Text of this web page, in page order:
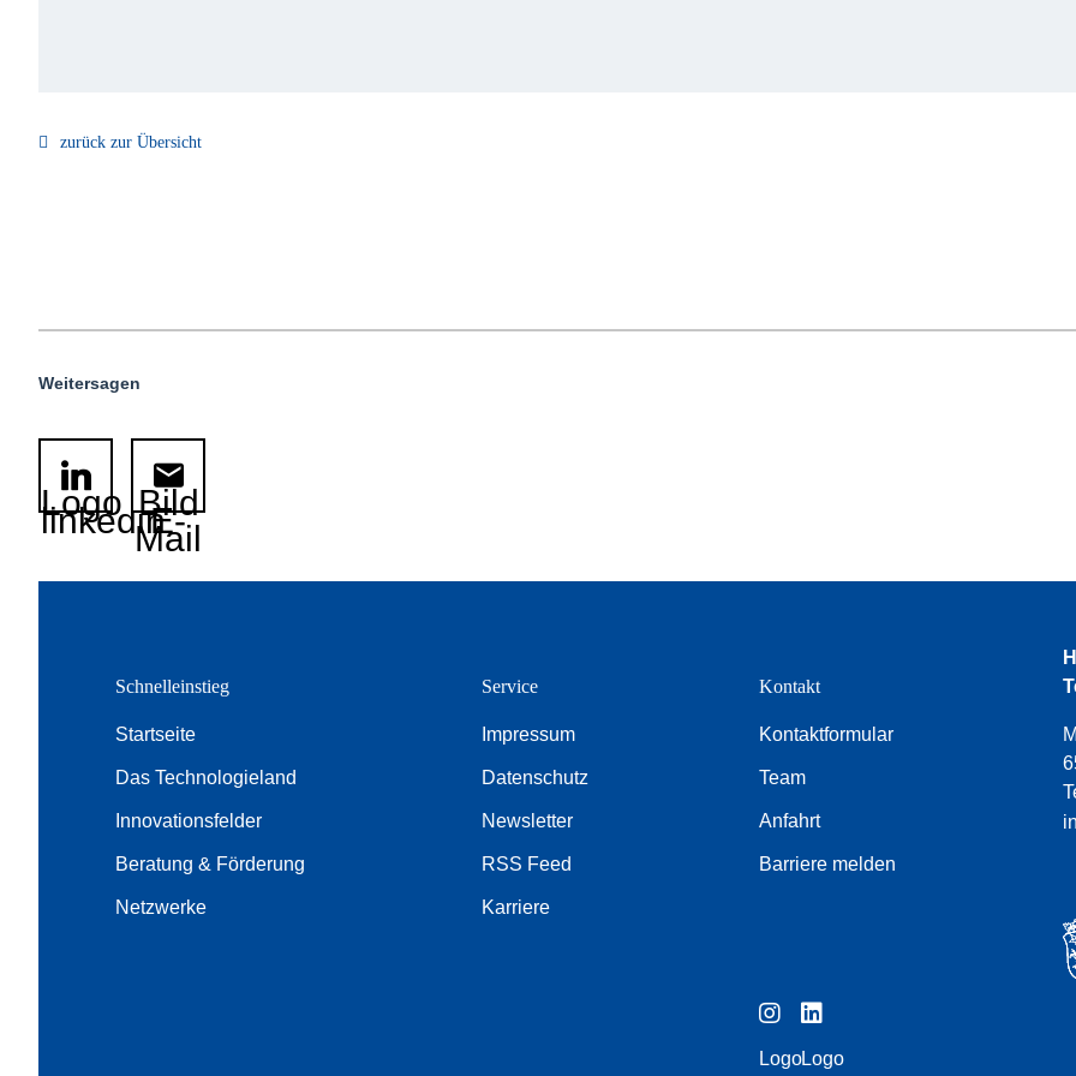
zurück zur Übersicht
Weitersagen
Logo
linkedinBild
E-
Mail
Schnelleinstieg
Startseite
Das Technologieland
Innovationsfelder
Beratung & Förderung
Netzwerke
Service
Impressum
Datenschutz
Newsletter
RSS Feed
Karriere
Kontakt
Kontaktformular
Team
Anfahrt
Barriere melden
LogoLogo